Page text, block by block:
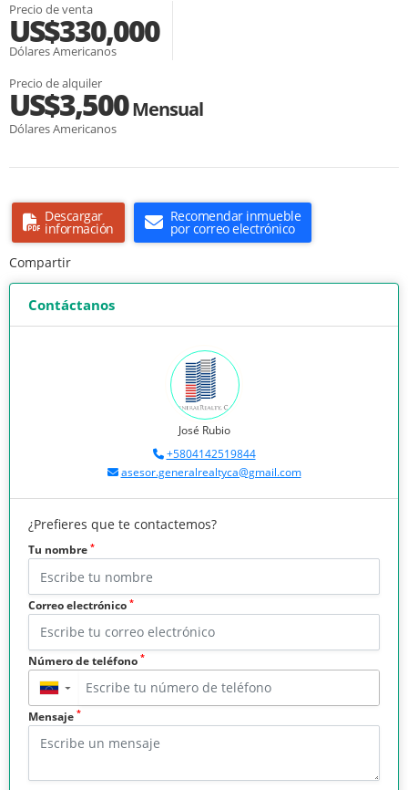
Precio de venta
US$330,000
Dólares Americanos
Precio de alquiler
US$3,500Mensual
Dólares Americanos
Descargar
información
Recomendar inmueble
por correo electrónico
Compartir
Contáctanos
José Rubio
+5804142519844
asesor.generalrealtyca@gmail.com
¿Prefieres que te contactemos?
Tu nombre *
Correo electrónico *
Número de teléfono *
▼
Mensaje *